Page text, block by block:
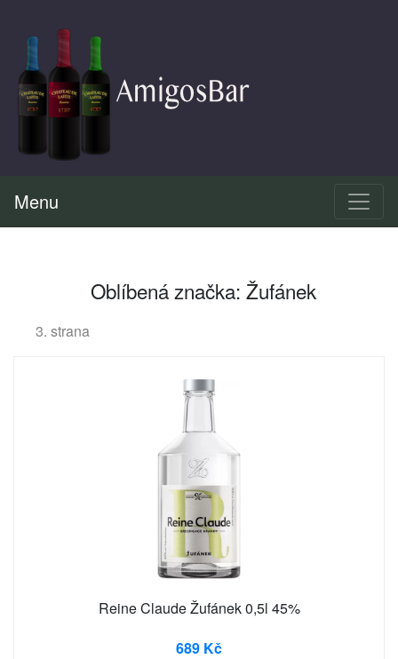
Menu
Oblíbená značka: Žufánek
3. strana
Reine Claude Žufánek 0,5l 45%
689 Kč